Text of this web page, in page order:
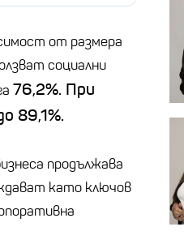
от размера
социални
76,2%. При
89,1%.
продължава
като ключов